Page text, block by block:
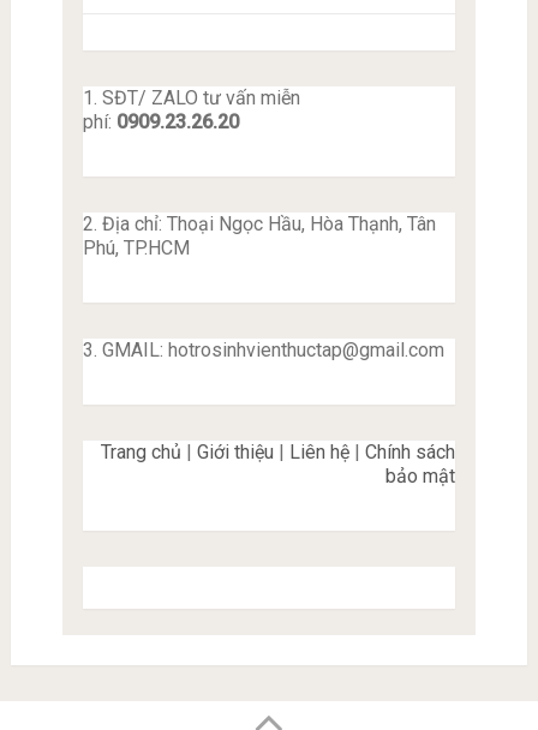
1. SĐT/ ZALO tư vấn miễn
phí: 0909.23.26.20
2. Địa chỉ: Thoại Ngọc Hầu, Hòa Thạnh, Tân
Phú, TP.HCM
3. GMAIL: hotrosinhvienthuctap@gmail.com
Trang chủ |Giới thiệu | Liên hệ |Chính sách
bảo mật